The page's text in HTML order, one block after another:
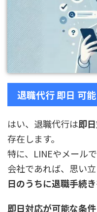
退職代行 即日 可能
はい、退職代行は即
存在します。
特に、LINEやメール
会社であれば、思い
日のうちに退職手続
即日対応が可能な条件